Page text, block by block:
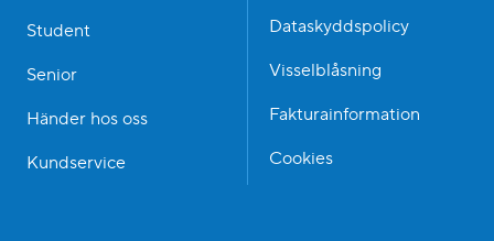
Student
Senior
Händer hos oss
Kundservice
Dataskyddspolicy
Visselblåsning
Fakturainformation
Cookies